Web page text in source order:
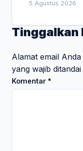
5 Agustus 2026
Tinggalkan
Alamat email
yang wajib ditandai
Komentar *